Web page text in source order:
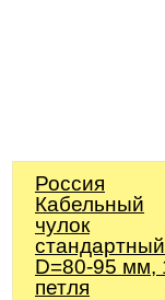
Россия
Кабельный
чулок
D=80-95 мм,
петля